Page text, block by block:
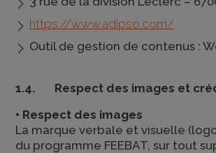
https://www.adipso.com/
Outil de gestion de contenus :
1.4. Respect des images et
• Respect des images
La marque verbale et visuelle
du programme FEEBAT, sur tout